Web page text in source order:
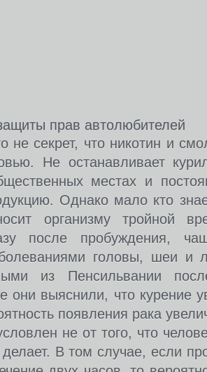
прав автолюбителей
не секрет, что никотин и
Не останавливает
местах и
Однако мало кто
организму тройной
после пробуждения,
головы, шеи и
из Пенсильвании
они выяснили, что курение
появления рака
не от того, что
В том случае, если